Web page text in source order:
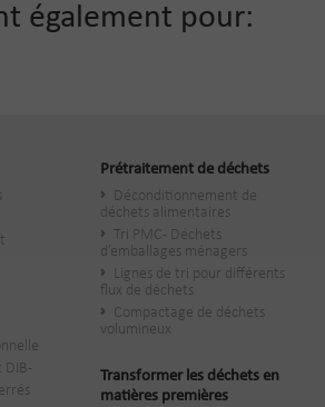
également pour:
DIB-
Prétraitement de déchets
Déconditionnement de
déchets alimentaires
Tri PMC - Déchets
d’emballages ménagers
Lignes de tri pour différents
flux de déchets
Compactage de déchets
volumineux
Transformer les déchets en
matières premières